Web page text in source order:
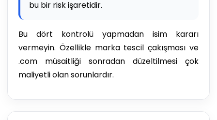
bu bir risk işaretidir.
Bu dört kontrolü yapmadan isim kararı
vermeyin. Özellikle marka tescil çakışması ve
.com müsaitliği sonradan düzeltilmesi çok
maliyetli olan sorunlardır.